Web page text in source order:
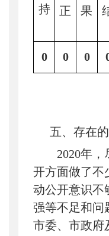
持
正
果
0 0 0
五、存在
2020年
开方面做了不
动公开意识不
强等不足和问
市委、市政府